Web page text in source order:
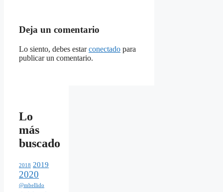
Deja un comentario
Lo siento, debes estarconectado para
publicar un comentario.
Lo
más
buscado
2018 2019
2020
@mbellido